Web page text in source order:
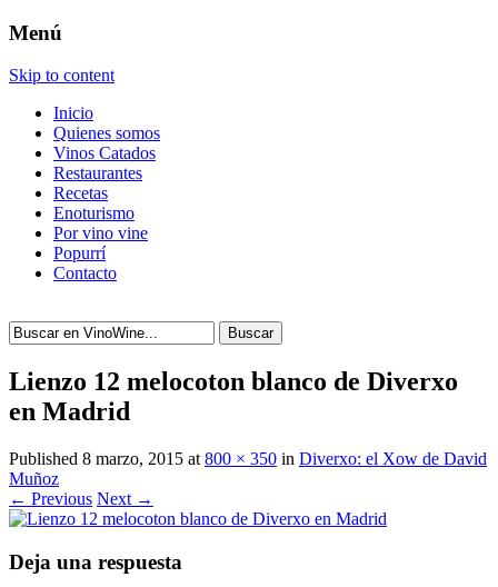
Menú
Skip to content
Inicio
Quienes somos
Vinos Catados
Restaurantes
Recetas
Enoturismo
Por vino vine
Popurrí
Contacto
Buscar
Lienzo 12 melocoton blanco de Diverxo
en Madrid
Published 8 marzo, 2015 at 800 × 350 in Diverxo: el Xow de David
Muñoz
← Previous Next →
Deja una respuesta